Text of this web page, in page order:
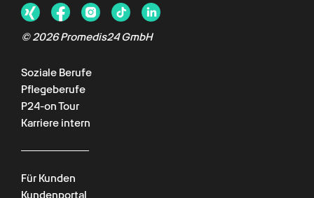
©2026Promedis24 GmbH
Soziale Berufe
Pflegeberufe
P24-on Tour
Karriere intern
Für Kunden
Kundenportal